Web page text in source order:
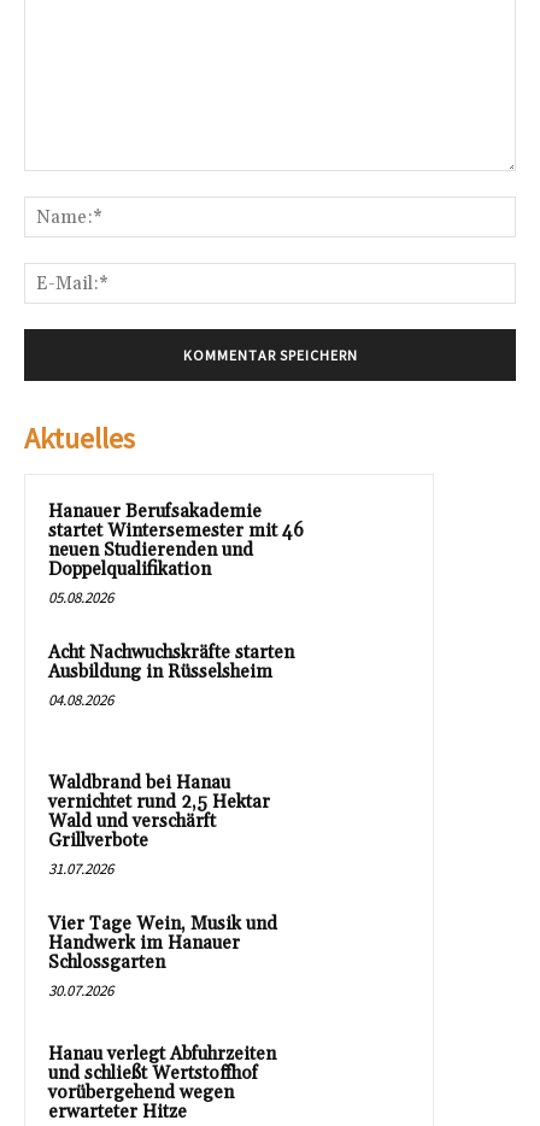
Aktuelles
Hanauer Berufsakademie
startet Wintersemester mit 46
neuen Studierenden und
Doppelqualifikation
05.08.2026
Acht Nachwuchskräfte starten
Ausbildung in Rüsselsheim
04.08.2026
Waldbrand bei Hanau
vernichtet rund 2,5 Hektar
Wald und verschärft
Grillverbote
31.07.2026
Vier Tage Wein, Musik und
Handwerk im Hanauer
Schlossgarten
30.07.2026
Hanau verlegt Abfuhrzeiten
und schließt Wertstoffhof
vorübergehend wegen
erwarteter Hitze